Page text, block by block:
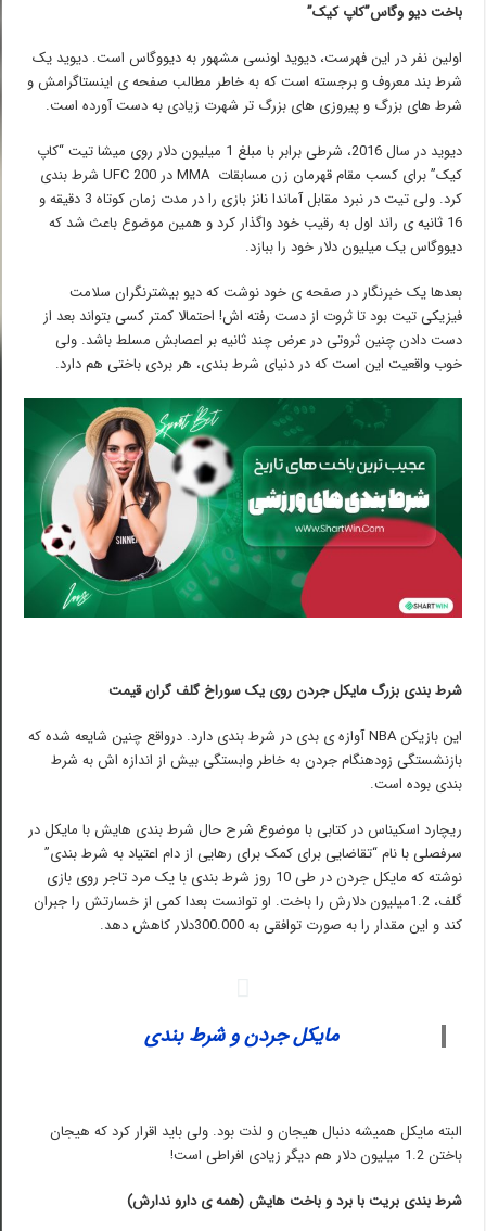
باخت دیو وگاس”کاپ کیک”
اولین نفر در این فهرست، دیوید اونسی مشهور به دیووگاس است. دیوید یک
شرط بند معروف و برجسته است که به خاطر مطالب صفحه ی اینستاگرامش و
شرط های بزرگ و پیروزی های بزرگ تر شهرت زیادی به دست آورده است.
دیوید در سال 2016، شرطی برابر با مبلغ 1 میلیون دلار روی میشا تیت “کاپ
کیک” برای کسب مقام قهرمان زن مسابقات MMA در UFC 200 شرط بندی
کرد. ولی تیت در نبرد مقابل آماندا نانز بازی را در مدت زمان کوتاه 3 دقیقه و
16 ثانیه ی راند اول به رقیب خود واگذار کرد و همین موضوع باعث شد که
دیووگاس یک میلیون دلار خود را ببازد.
بعدها یک خبرنگار در صفحه ی خود نوشت که دیو بیشترنگران سلامت
فیزیکی تیت بود تا ثروت از دست رفته اش! احتمالا کمتر کسی بتواند بعد از
دست دادن چنین ثروتی در عرض چند ثانیه بر اعصابش مسلط باشد. ولی
خوب واقعیت این است که در دنیای شرط بندی، هر بردی باختی هم دارد.
شرط بندی بزرگ مایکل جردن روی یک سوراخ گلف گران قیمت
این بازیکن NBA آوازه ی بدی در شرط بندی دارد. درواقع چنین شایعه شده که
بازنشستگی زودهنگام جردن به خاطر وابستگی بیش از اندازه اش به شرط
بندی بوده است.
ریچارد اسکیناس در کتابی با موضوع شرح حال شرط بندی هایش با مایکل در
سرفصلی با نام “تقاضایی برای کمک برای رهایی از دام اعتیاد به شرط بندی”
نوشته که مایکل جردن در طی 10 روز شرط بندی با یک مرد تاجر روی بازی
گلف، 1.2میلیون دلارش را باخت. او توانست بعدا کمی از خسارتش را جبران
کند و این مقدار را به صورت توافقی به 300.000دلار کاهش دهد.
مایکل جردن و شرط بندی
البته مایکل همیشه دنبال هیجان و لذت بود. ولی باید اقرار کرد که هیجان
باختن 1.2 میلیون دلار هم دیگر زیادی افراطی است!
شرط بندی بریت با برد و باخت هایش (همه ی دارو ندارش)